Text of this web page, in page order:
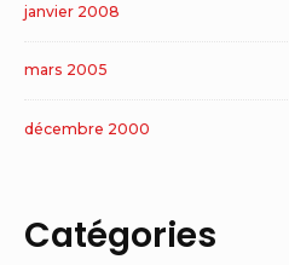
janvier 2008
mars 2005
décembre 2000
Catégories